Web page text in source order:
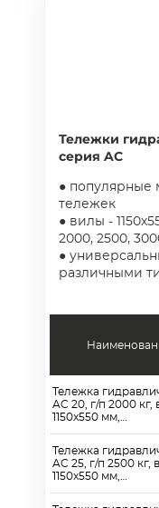
Тележки
серия AC
● популярные
тележек
● вилы -
2000, 2500,
●
различными
Тележка
AC 20, г/п 2000 кг,
1150x550 мм,
Тележка
AC 25, г/п 2500 кг,
1150x550 мм,